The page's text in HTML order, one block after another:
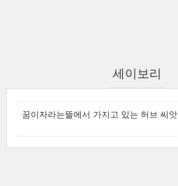
세이보리
꿈이자라는뜰에서 가지고 있는 허브 씨앗